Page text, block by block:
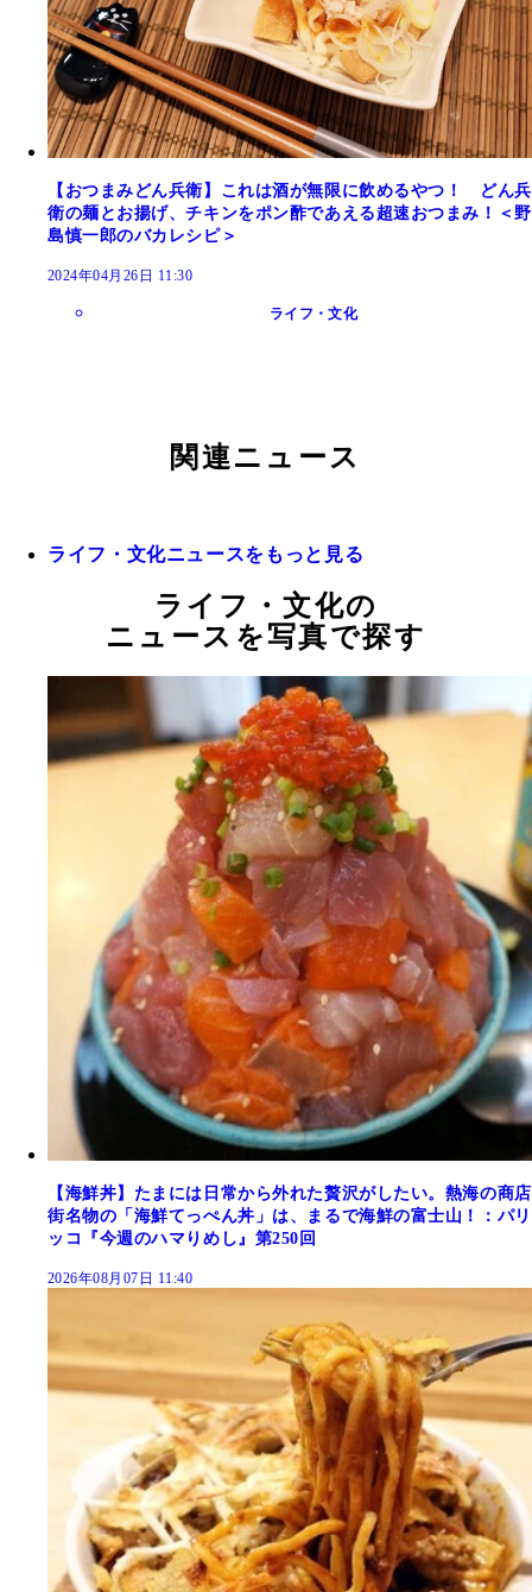
【おつまみどん兵衛】これは酒が無限に飲めるやつ！ どん兵
衛の麺とお揚げ、チキンをポン酢であえる超速おつまみ！＜野
島慎一郎のバカレシピ＞
2024年04月26日 11:30
ライフ・文化
関連ニュース
ライフ・文化ニュースをもっと見る
ライフ・文化の
ニュースを写真で探す
【海鮮丼】たまには日常から外れた贅沢がしたい。熱海の商店
街名物の「海鮮てっぺん丼」は、まるで海鮮の富士山！：パリ
ッコ『今週のハマりめし』第250回
2026年08月07日 11:40